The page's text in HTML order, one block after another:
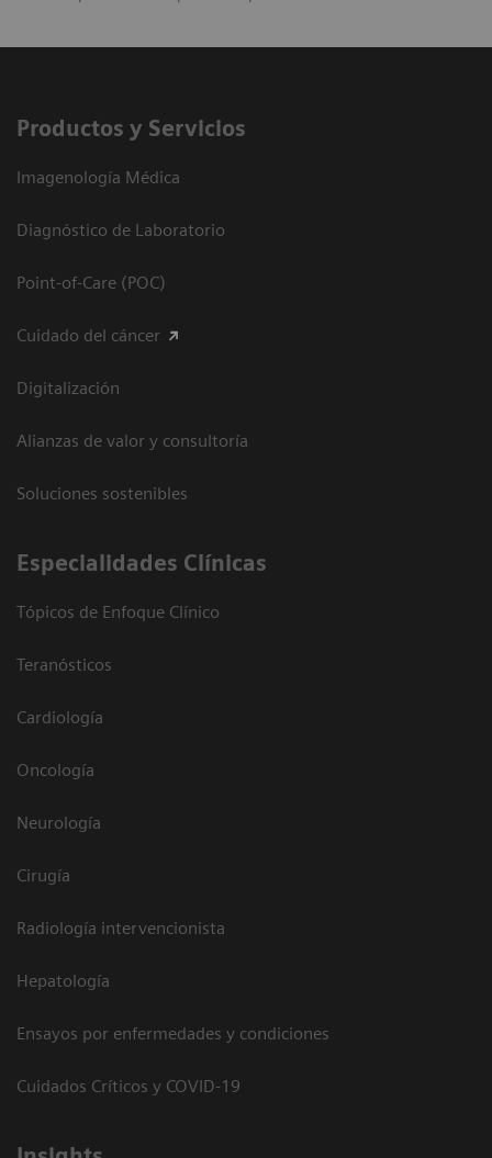
Productos y Servicios
Imagenología Médica
Diagnóstico de Laboratorio
Point-of-Care (POC)
Cuidado del cáncer
Digitalización
Alianzas de valor y consultoría
Soluciones sostenibles
Especialidades Clínicas
Tópicos de Enfoque Clínico
Teranósticos
Cardiología
Oncología
Neurología
Cirugía
Radiología intervencionista
Hepatología
Ensayos por enfermedades y condiciones
Cuidados Críticos y COVID-19